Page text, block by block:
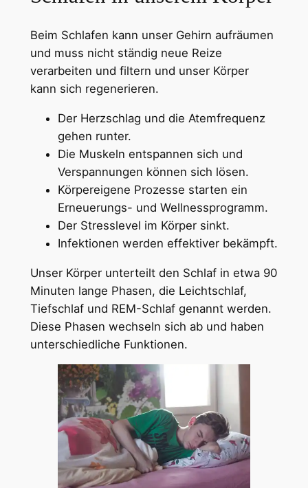
Beim Schlafen kann unser Gehirn aufräumen
und muss nicht ständig neue Reize
verarbeiten und filtern und unser Körper
kann sich regenerieren.
Der Herzschlag und die Atemfrequenz
gehen runter.
Die Muskeln entspannen sich und
Verspannungen können sich lösen.
Körpereigene Prozesse starten ein
Erneuerungs- und Wellnessprogramm.
Der Stresslevel im Körper sinkt.
Infektionen werden effektiver bekämpft.
Unser Körper unterteilt den Schlaf in etwa 90
Minuten lange Phasen, die Leichtschlaf,
Tiefschlaf und REM-Schlaf genannt werden.
Diese Phasen wechseln sich ab und haben
unterschiedliche Funktionen.